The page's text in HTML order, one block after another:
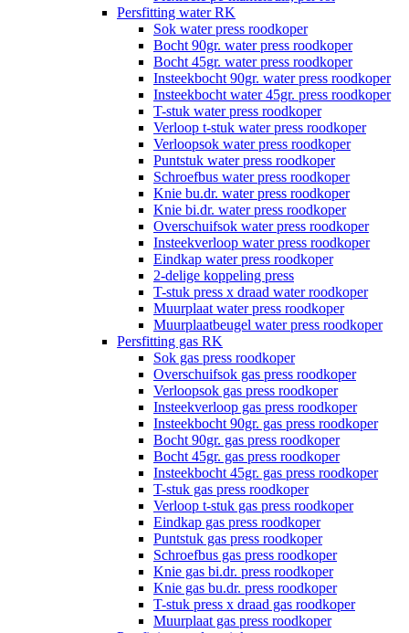
Persfitting water RK
Sok water press roodkoper
Bocht 90gr. water press roodkoper
Bocht 45gr. water press roodkoper
Insteekbocht 90gr. water press roodkoper
Insteekbocht water 45gr. press roodkoper
T-stuk water press roodkoper
Verloop t-stuk water press roodkoper
Verloopsok water press roodkoper
Puntstuk water press roodkoper
Schroefbus water press roodkoper
Knie bu.dr. water press roodkoper
Knie bi.dr. water press roodkoper
Overschuifsok water press roodkoper
Insteekverloop water press roodkoper
Eindkap water press roodkoper
2-delige koppeling press
T-stuk press x draad water roodkoper
Muurplaat water press roodkoper
Muurplaatbeugel water press roodkoper
Persfitting gas RK
Sok gas press roodkoper
Overschuifsok gas press roodkoper
Verloopsok gas press roodkoper
Insteekverloop gas press roodkoper
Insteekbocht 90gr. gas press roodkoper
Bocht 90gr. gas press roodkoper
Bocht 45gr. gas press roodkoper
Insteekbocht 45gr. gas press roodkoper
T-stuk gas press roodkoper
Verloop t-stuk gas press roodkoper
Eindkap gas press roodkoper
Puntstuk gas press roodkoper
Schroefbus gas press roodkoper
Knie gas bi.dr. press roodkoper
Knie gas bu.dr. press roodkoper
T-stuk press x draad gas roodkoper
Muurplaat gas press roodkoper